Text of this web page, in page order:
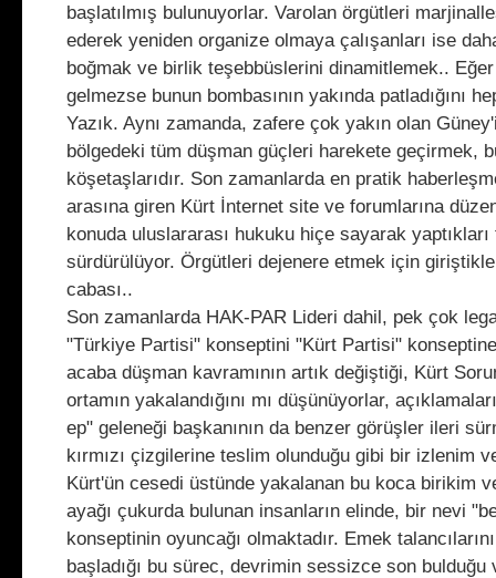
başlatılmış bulunuyorlar. Varolan örgütleri
ederek yeniden organize olmaya çalışanları ise
boğmak ve birlik teşebbüslerini dinamitlemek..
gelmezse bunun bombasının yakında patladığını
Yazık. Aynı zamanda, zafere çok yakın olan
bölgedeki tüm düşman güçleri harekete geçirmek,
köşetaşlarıdır. Son zamanlarda en pratik
arasına giren Kürt İnternet site ve forumlarına
konuda uluslararası hukuku hiçe sayarak
sürdürülüyor. Örgütleri dejenere etmek için
cabası..
Son zamanlarda HAK-PAR Lideri dahil, pek çok
"Türkiye Partisi" konseptini "Kürt Partisi"
acaba düşman kavramının artık değiştiği, Kürt
ortamın yakalandığını mı düşünüyorlar,
ep" geleneği başkanının da benzer görüşler ileri
kırmızı çizgilerine teslim olunduğu gibi bir izlenim
Kürt'ün cesedi üstünde yakalanan bu koca birikim
ayağı çukurda bulunan insanların elinde, bir nevi
konseptinin oyuncağı olmaktadır. Emek
başladığı bu sürec, devrimin sessizce son bulduğu